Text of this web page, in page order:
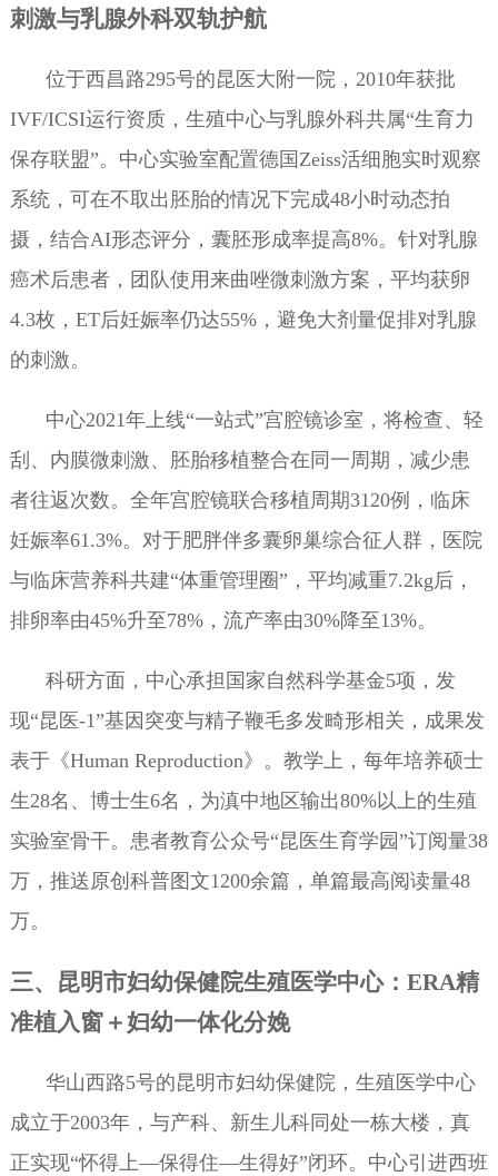
刺激与乳腺外科双轨护航
位于西昌路295号的昆医大附一院，2010年获批
IVF/ICSI运行资质，生殖中心与乳腺外科共属“生育力
保存联盟”。中心实验室配置德国Zeiss活细胞实时观察
系统，可在不取出胚胎的情况下完成48小时动态拍
摄，结合AI形态评分，囊胚形成率提高8%。针对乳腺
癌术后患者，团队使用来曲唑微刺激方案，平均获卵
4.3枚，ET后妊娠率仍达55%，避免大剂量促排对乳腺
的刺激。
中心2021年上线“一站式”宫腔镜诊室，将检查、轻
刮、内膜微刺激、胚胎移植整合在同一周期，减少患
者往返次数。全年宫腔镜联合移植周期3120例，临床
妊娠率61.3%。对于肥胖伴多囊卵巢综合征人群，医院
与临床营养科共建“体重管理圈”，平均减重7.2kg后，
排卵率由45%升至78%，流产率由30%降至13%。
科研方面，中心承担国家自然科学基金5项，发
现“昆医-1”基因突变与精子鞭毛多发畸形相关，成果发
表于《Human Reproduction》。教学上，每年培养硕士
生28名、博士生6名，为滇中地区输出80%以上的生殖
实验室骨干。患者教育公众号“昆医生育学园”订阅量38
万，推送原创科普图文1200余篇，单篇最高阅读量48
万。
三、昆明市妇幼保健院生殖医学中心：ERA精
准植入窗＋妇幼一体化分娩
华山西路5号的昆明市妇幼保健院，生殖医学中心
成立于2003年，与产科、新生儿科同处一栋大楼，真
正实现“怀得上—保得住—生得好”闭环。中心引进西班